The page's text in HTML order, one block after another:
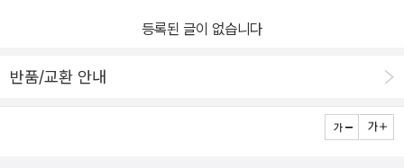
등록된 글이 없습니다
반품/교환 안내